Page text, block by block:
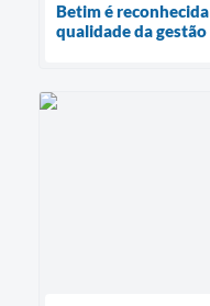
Betim é
qualidade da